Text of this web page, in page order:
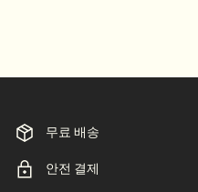
무료 배송
안전 결제